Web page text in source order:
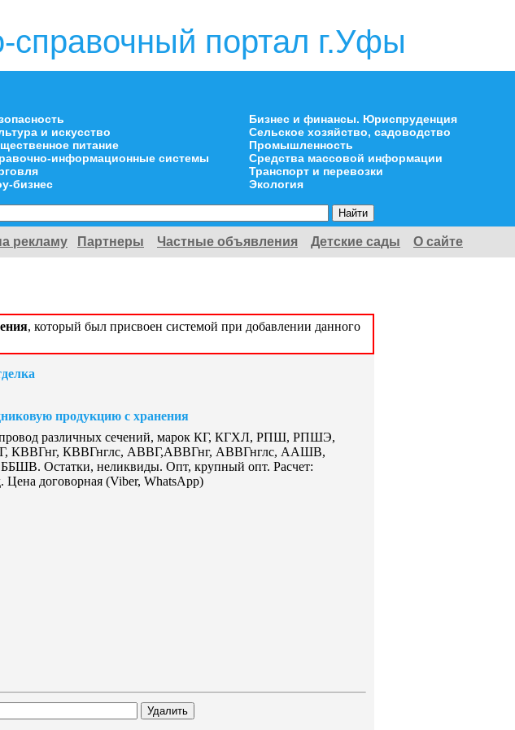
портал г.Уфы
и искусство
питание
информационные системы
бизнес
Бизнес и финансы. Юриспруденция
Сельское хозяйство, садоводство
Промышленность
Средства массовой информации
Транспорт и перевозки
Экология
рекламу Партнеры Частные объявления Детские сады О сайте
, который был присвоен системой при добавлении данного
продукцию с хранения
провод различных сечений, марок КГ, КГХЛ, РПШ, РПШЭ,
КВВГнг, КВВГнглс, АВВГ,АВВГнг, АВВГнглс, ААШВ,
Остатки, неликвиды. Опт, крупный опт. Расчет:
договорная (Viber, WhatsApp)